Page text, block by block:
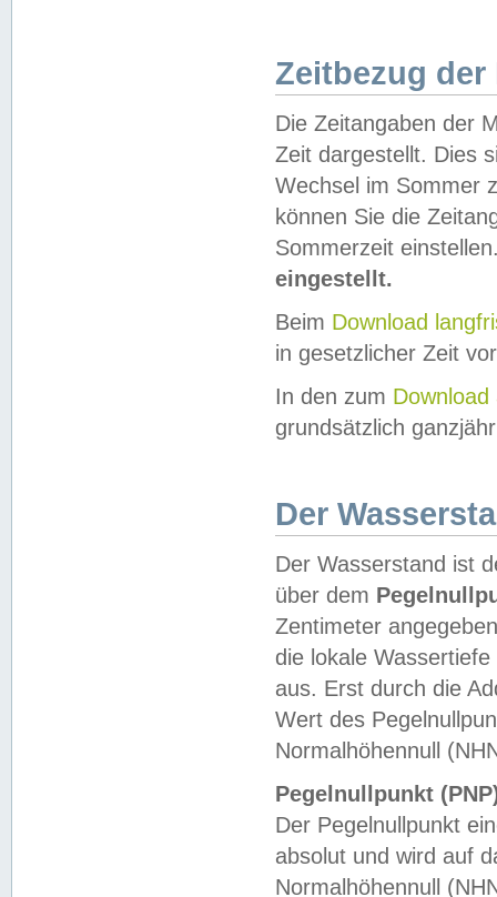
Zeitbezug der
Die Zeitangaben der
Zeit dargestellt. Dies
Wechsel im Sommer
können Sie die
Sommerzeit
eingestellt.
Beim Download
in gesetzlicher Zeit
In den zum Download
grundsätzlich
Der
Der Wasserstand ist
über dem
Zentimeter
die lokale
aus. Erst durch die
Wert des
Normalhöhennull
Pegelnullpunkt
Der Pegelnullpunkt
absolut und wird auf
Normalhöhennull